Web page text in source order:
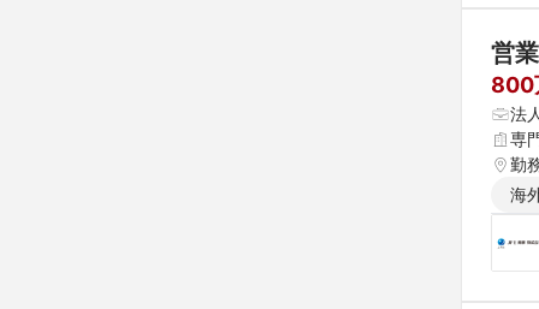
営
800
法
専
勤
海